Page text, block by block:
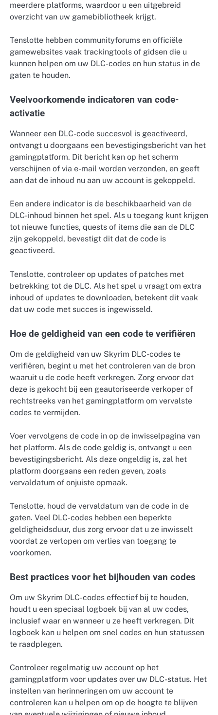
meerdere platforms, waardoor u een uitgebreid
overzicht van uw gamebibliotheek krijgt.
Tenslotte hebben communityforums en officiële
gamewebsites vaak trackingtools of gidsen die u
kunnen helpen om uw DLC-codes en hun status in de
gaten te houden.
Veelvoorkomende indicatoren van code-
activatie
Wanneer een DLC-code succesvol is geactiveerd,
ontvangt u doorgaans een bevestigingsbericht van het
gamingplatform. Dit bericht kan op het scherm
verschijnen of via e-mail worden verzonden, en geeft
aan dat de inhoud nu aan uw account is gekoppeld.
Een andere indicator is de beschikbaarheid van de
DLC-inhoud binnen het spel. Als u toegang kunt krijgen
tot nieuwe functies, quests of items die aan de DLC
zijn gekoppeld, bevestigt dit dat de code is
geactiveerd.
Tenslotte, controleer op updates of patches met
betrekking tot de DLC. Als het spel u vraagt om extra
inhoud of updates te downloaden, betekent dit vaak
dat uw code met succes is ingewisseld.
Hoe de geldigheid van een code te verifiëren
Om de geldigheid van uw Skyrim DLC-codes te
verifiëren, begint u met het controleren van de bron
waaruit u de code heeft verkregen. Zorg ervoor dat
deze is gekocht bij een geautoriseerde verkoper of
rechtstreeks van het gamingplatform om vervalste
codes te vermijden.
Voer vervolgens de code in op de inwisselpagina van
het platform. Als de code geldig is, ontvangt u een
bevestigingsbericht. Als deze ongeldig is, zal het
platform doorgaans een reden geven, zoals
vervaldatum of onjuiste opmaak.
Tenslotte, houd de vervaldatum van de code in de
gaten. Veel DLC-codes hebben een beperkte
geldigheidsduur, dus zorg ervoor dat u ze inwisselt
voordat ze verlopen om verlies van toegang te
voorkomen.
Best practices voor het bijhouden van codes
Om uw Skyrim DLC-codes effectief bij te houden,
houdt u een speciaal logboek bij van al uw codes,
inclusief waar en wanneer u ze heeft verkregen. Dit
logboek kan u helpen om snel codes en hun statussen
te raadplegen.
Controleer regelmatig uw account op het
gamingplatform voor updates over uw DLC-status. Het
instellen van herinneringen om uw account te
controleren kan u helpen om op de hoogte te blijven